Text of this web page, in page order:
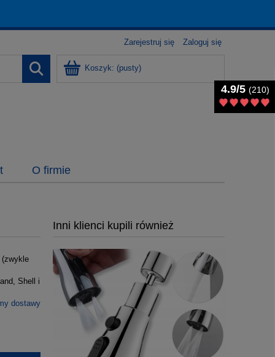
Zarejestruj się Zaloguj się
Koszyk: (pusty)
O firmie
Shell i
dostawy
Inni klienci kupili również
4.9/5 (210)
4.9/5 (210)